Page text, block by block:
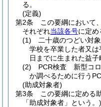
る。
(定義)
第2条
この要綱において、
それぞれ当該各号に定め
(1)
二十歳のつどい対
学校を卒業した者又
日までに生まれた益子
(2)
PCR検査 新型コ
か調べるために行う
(助成対象者)
第3条
この要綱に定める
「助成対象者」という。)